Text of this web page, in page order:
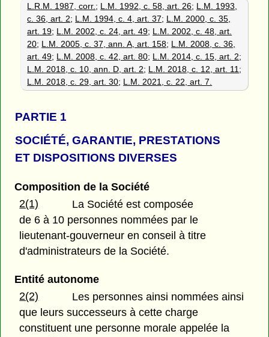
L.R.M. 1987, corr. ; L.M. 1992, c. 58, art. 26; L.M. 1993,
c. 36, art. 2; L.M. 1994, c. 4, art. 37; L.M. 2000, c. 35,
art. 19; L.M. 2002, c. 24, art. 49; L.M. 2002, c. 48, art.
20; L.M. 2005, c. 37, ann. A, art. 158; L.M. 2008, c. 36,
art. 49; L.M. 2008, c. 42, art. 80; L.M. 2014, c. 15, art. 2;
L.M. 2018, c. 10, ann. D, art. 2; L.M. 2018, c. 12, art. 11 ;
L.M. 2018, c. 29, art. 30; L.M. 2021, c. 22, art. 7.
PARTIE 1
SOCIÉTÉ, GARANTIE, PRESTATIONS
ET DISPOSITIONS DIVERSES
Composition de la Société
2(1)
La Société est composée
de 6 à 10 personnes nommées par le
lieutenant-gouverneur en conseil à titre
d'administrateurs de la Société.
Entité autonome
2(2)
Les personnes ainsi nommées ainsi
que leurs successeurs à cette charge
constituent une personne morale appelée la